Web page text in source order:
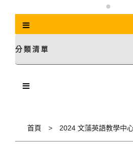
分類清單
首頁